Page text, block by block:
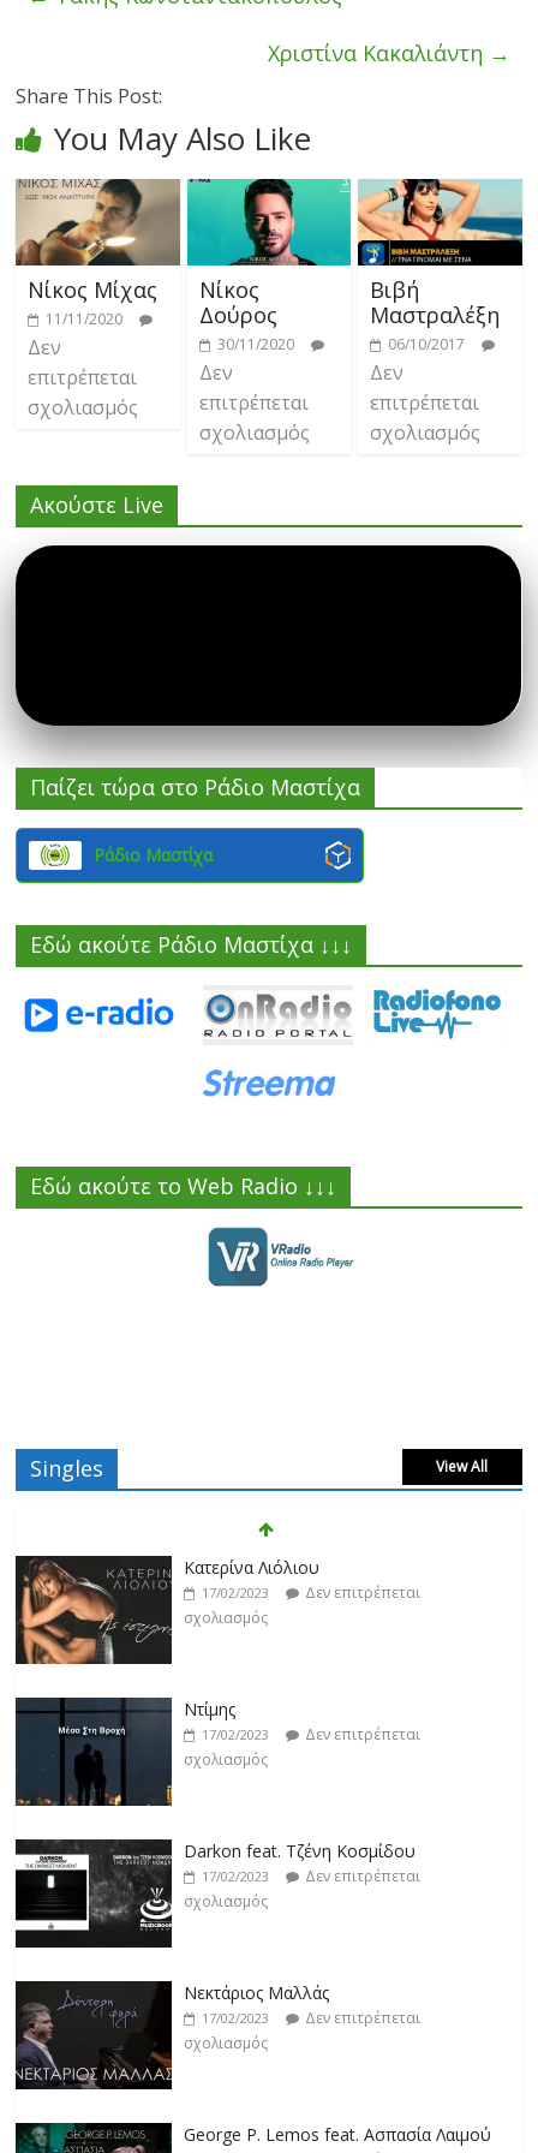
Χριστίνα Κακαλιάντη →
Share This Post:
You May Also Like
Νίκος Μίχας
11/11/2020
Δεν
επιτρέπεται
σχολιασμός
Νίκος
Δούρος
30/11/2020
Δεν
επιτρέπεται
σχολιασμός
Βιβή
Μαστραλέξη
06/10/2017
Δεν
επιτρέπεται
σχολιασμός
Ακούστε Live
Παίζει τώρα στο Ράδιο Μαστίχα
Ράδιο Μαστίχα
Εδώ ακούτε Ράδιο Μαστίχα ↓↓↓
Εδώ ακούτε το Web Radio ↓↓↓
Singles View All
Κατερίνα Λιόλιου
17/02/2023
Δεν επιτρέπεται
σχολιασμός
Ντίμης
17/02/2023
Δεν επιτρέπεται
σχολιασμός
Darkon feat. Τζένη Κοσμίδου
17/02/2023
Δεν επιτρέπεται
σχολιασμός
Νεκτάριος Μαλλάς
17/02/2023
Δεν επιτρέπεται
σχολιασμός
George P. Lemos feat. Ασπασία Λαιμού